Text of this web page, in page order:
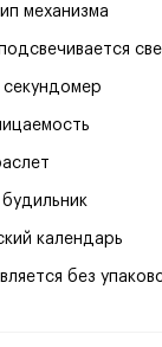
механизма
календарь
без